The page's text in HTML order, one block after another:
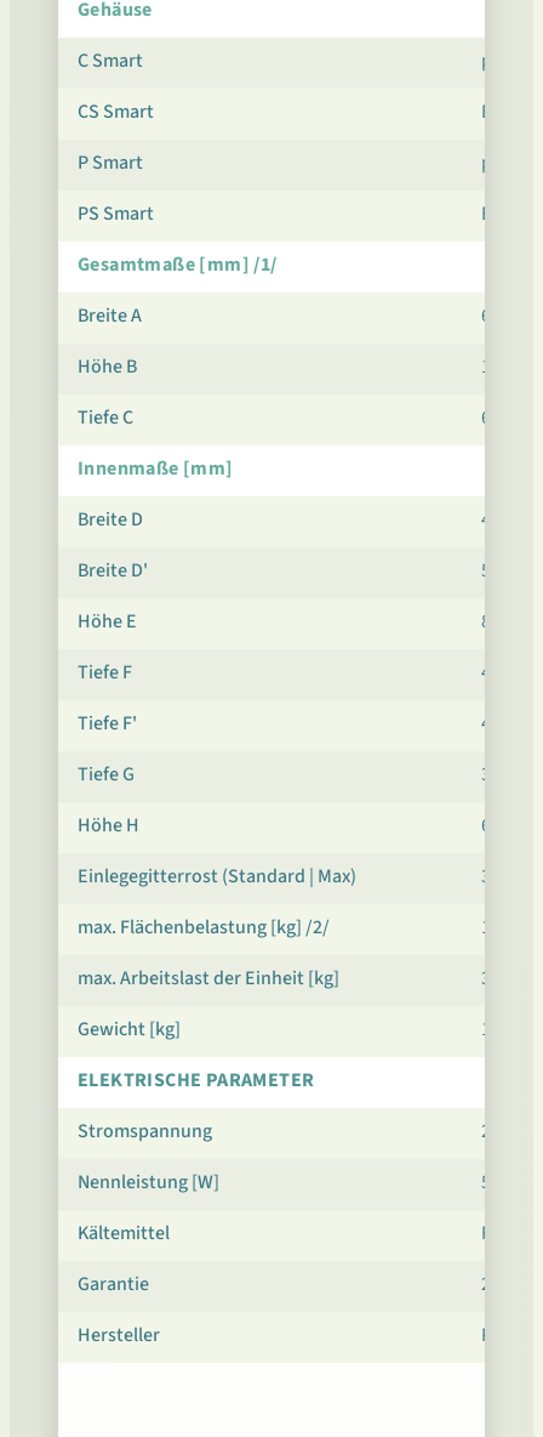
Gehäuse
C Smart
CS Smart
P Smart
PS Smart
Gesamtmaße [mm] /1/
Breite A
630
Höhe B
1920
Tiefe C
650
Innenmaße [mm]
Breite D
480
Breite D'
520
Höhe E
860 /
Tiefe F
420
Tiefe F'
480
Tiefe G
320
Höhe H
640 /
Einlegegitterrost (Standard | Max)
3 | 4 / 3
max. Flächenbelastung [kg] /2/
10
max. Arbeitslast der Einheit [kg]
30 / 30
Gewicht [kg]
134
ELEKTRISCHE PARAMETER
Stromspannung
230 V
Nennleistung [W]
500
Kältemittel
Garantie
24
Hersteller
POL-